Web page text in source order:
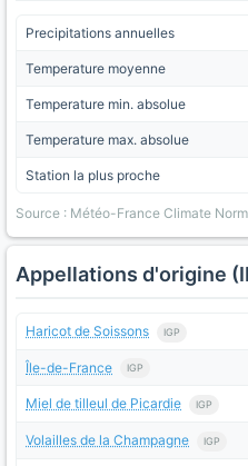
Precipitations annuelles
Temperature moyenne
Temperature min. absolue
Temperature max. absolue
Station la plus proche
Source : Météo-France Climate
Appellations d'origine
Haricot de Soissons IGP
Île-de-France IGP
Miel de tilleul de Picardie IGP
Volailles de la Champagne IGP